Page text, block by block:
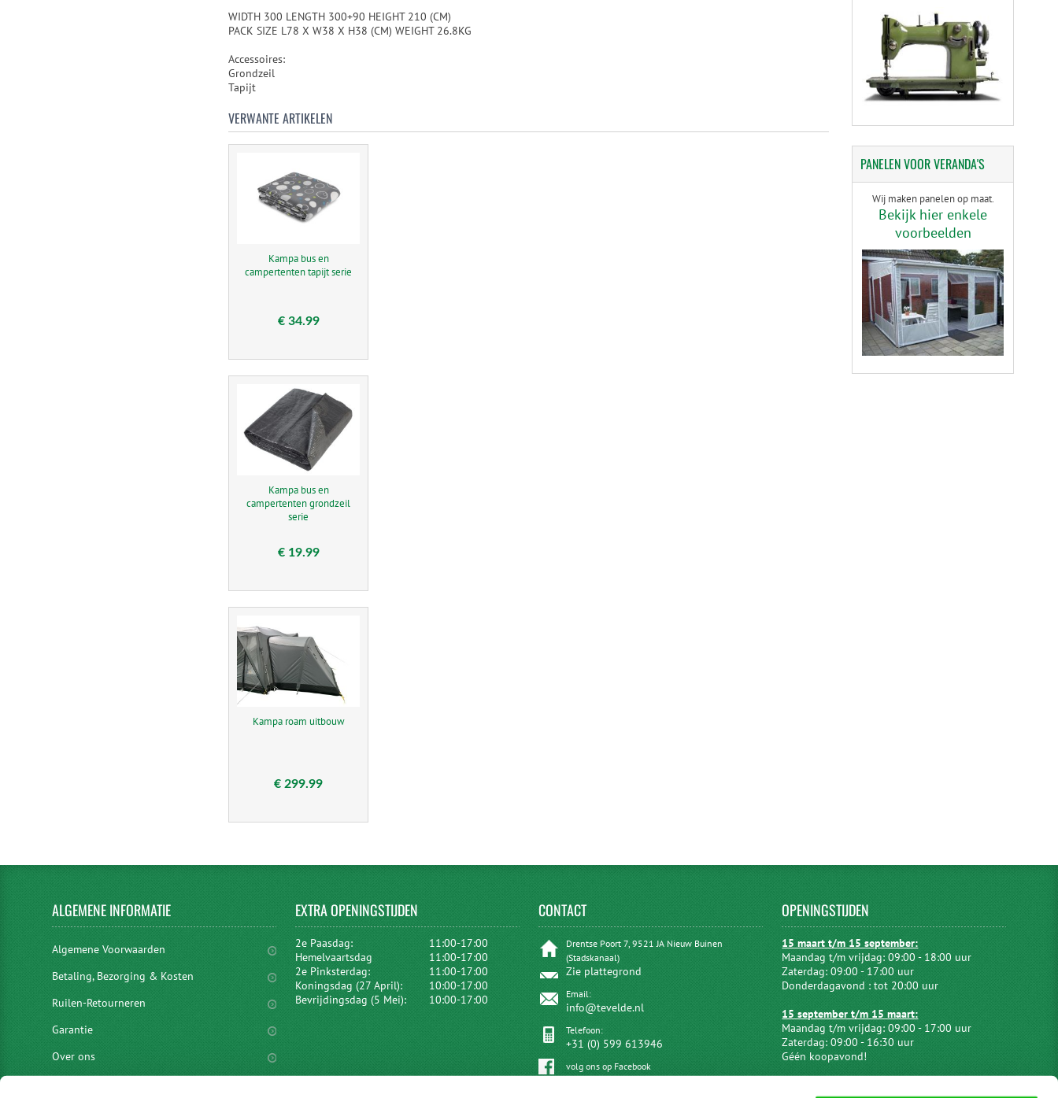
WIDTH 300 LENGTH 300+90 HEIGHT 210 (CM)
PACK SIZE L78 X W38 X H38 (CM) WEIGHT 26.8KG
Accessoires:
Grondzeil
Tapijt
VERWANTE ARTIKELEN
Kampa bus en
campertenten tapijt serie
€ 34.99
Kampa bus en
campertenten grondzeil
serie
€ 19.99
Kampa roam uitbouw
€ 299.99
PANELENVOOR VERANDA'S
Wij maken panelen op maat.
Bekijk hier enkele
voorbeelden
ALGEMENEINFORMATIE
Algemene Voorwaarden
Betaling, Bezorging & Kosten
Ruilen-Retourneren
Garantie
Over ons
EXTRAOPENINGSTIJDEN
2e Paasdag:
11:00-17:00
Hemelvaartsdag
11:00-17:00
2e Pinksterdag:
11:00-17:00
Koningsdag (27 April):
10:00-17:00
Bevrijdingsdag (5 Mei):
10:00-17:00
CONTACT
Drentse Poort 7, 9521 JA Nieuw Buinen
(Stadskanaal)
Zie plattegrond
Email:
info@tevelde.nl
Telefoon:
+31 (0) 599 613946
volg ons op Facebook
OPENINGSTIJDEN
15 maart t/m 15 september:
Maandag t/m vrijdag: 09:00 - 18:00 uur
Zaterdag: 09:00 - 17:00 uur
Donderdagavond : tot 20:00 uur
15 september t/m 15 maart:
Maandag t/m vrijdag: 09:00 - 17:00 uur
Zaterdag: 09:00 - 16:30 uur
Géén koopavond!